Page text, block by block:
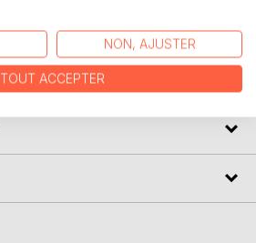
NON, AJUSTER
TOUT ACCEPTER